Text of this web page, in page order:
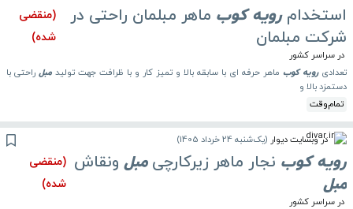
استخدامرویه کوب ماهر مبلمان راحتی در
شرکت مبلمان
(منقضی
شده)
در سراسر کشور
تعدادیرویه کوب ماهر حرفه ای با سابقه بالا و تمیز کار و با ظرافت جهت تولید مبل راحتی با
دستمزد بالا و
تمام‌وقت
در وبسایت دیوار (یک‌شنبه 24 خرداد 1405 )
رویه کوب نجار ماهر زیرکارچیمبل ونقاش
مبل
(منقضی
شده)
در سراسر کشور